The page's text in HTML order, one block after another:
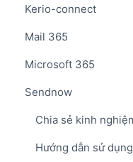
Kerio-connect
Mail 365
Microsoft 365
Sendnow
Chia sẻ kinh
Hướng dẫn sử dụng